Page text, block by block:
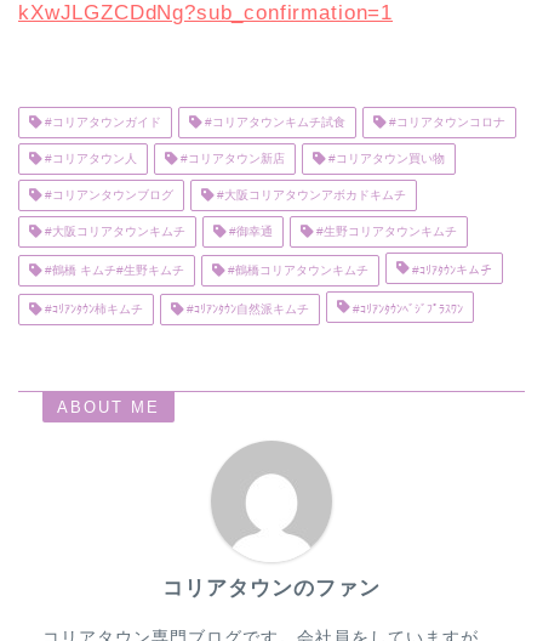
kXwJLGZCDdNg?sub_confirmation=1
#コリアタウンガイド #コリアタウンキムチ試食 #コリアタウンコロナ
#コリアタウン人 #コリアタウン新店 #コリアタウン買い物
#コリアンタウンブログ #大阪コリアタウンアボカドキムチ
#大阪コリアタウンキムチ #御幸通 #生野コリアタウンキムチ
#鶴橋 キムチ#生野キムチ #鶴橋コリアタウンキムチ #ｺﾘｱﾀｳﾝキムチ
#ｺﾘｱﾝﾀｳﾝ柿キムチ #ｺﾘｱﾝﾀｳﾝ自然派キムチ #ｺﾘｱﾝﾀｳﾝﾍﾞｼﾞﾌﾟﾗｽﾜﾝ
ABOUT ME
コリアタウンのファン